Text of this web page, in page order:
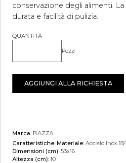
conservazione degli alimenti.
durata e facilità di pulizia.
QUANTITÀ
Quantità Pezzi
AGGIUNGI ALLA RICHIESTA
Marca: PIAZZA
Caratteristiche: Materiale: Acciaio inox 18/
Dimensioni (cm): 53x16
Altezza (cm): 10